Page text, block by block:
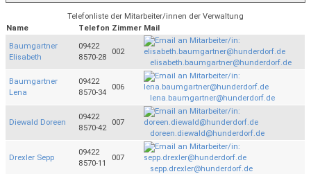
Telefonliste der Mitarbeiter/innen der Verwaltung
Name
Telefon Zimmer Mail
Baumgartner
Elisabeth
09422
8570-28
002
elisabeth.baumgartner@hunderdorf.de
Baumgartner
Lena
09422
8570-34
006
lena.baumgartner@hunderdorf.de
Diewald Doreen
09422
8570-42
007
doreen.diewald@hunderdorf.de
Drexler Sepp
09422
8570-11
007
sepp.drexler@hunderdorf.de